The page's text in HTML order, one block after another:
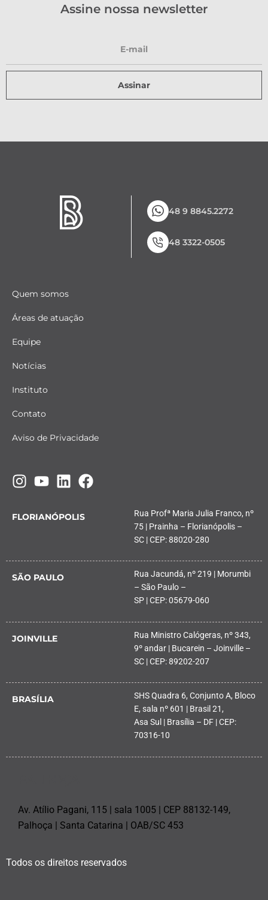
Assine nossa newsletter
Assinar
48 9 8845.2272
48 3322-0505
Quem somos
Áreas de atuação
Equipe
Notícias
Instituto
Contato
Aviso de Privacidade
FLORIANÓPOLIS
Rua Profª Maria Julia Franco, nº
75 | Prainha – Florianópolis –
SC | CEP: 88020-280
SÃO PAULO
Rua Jacundá, nº 219 | Morumbi
– São Paulo –
SP | CEP: 05679-060
JOINVILLE
Rua Ministro Calógeras, nº 343,
9º andar | Bucarein – Joinville –
SC | CEP: 89202-207
BRASÍLIA
SHS Quadra 6, Conjunto A, Bloco
E, sala nº 601 | Brasil 21,
Asa Sul | Brasília – DF | CEP:
70316-10
Av. Atílio Pagani, 115 | sala 1005 | CEP 88132-149,
Palhoça | Santa Catarina | OAB/SC 453
Todos os direitos reservados